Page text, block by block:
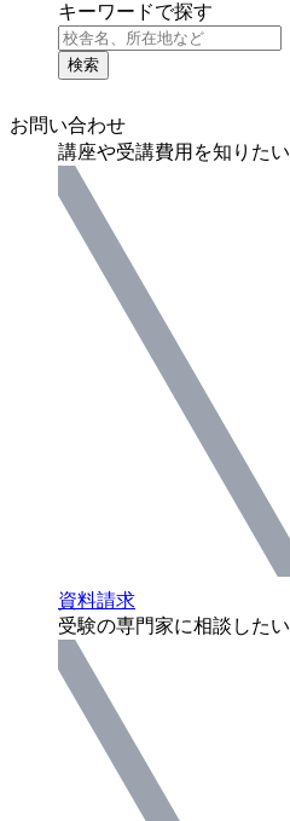
キーワードで探す
検索
お問い合わせ
講座や受講費用を知りたい
資料請求
受験の専門家に相談したい